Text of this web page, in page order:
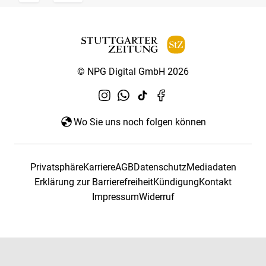
© NPG Digital GmbH 2026
Wo Sie uns noch folgen können
PrivatsphäreKarriereAGBDatenschutzMediadaten
Erklärung zur BarrierefreiheitKündigungKontakt
ImpressumWiderruf